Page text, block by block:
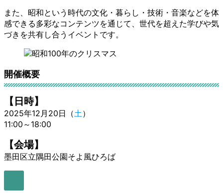
また、昭和という時代の文化・暮らし・技術・音楽などを体
感できる多彩なコンテンツを通じて、世代を超えた学びや気
づきを共有し合うイベントです。
開催概要
【日時】
2025年12月20日（土 ）
11:00～18:00
【会場】
墨田区立隅田公園そよ風ひろば
ア